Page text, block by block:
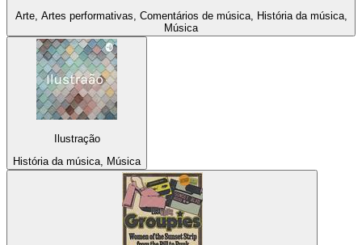
Arte, Artes performativas, Comentários de música, História da música,
Música
Ilustração
História da música, Música